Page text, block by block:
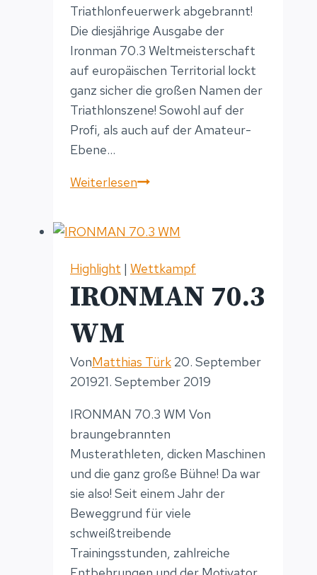
Triathlonfeuerwerk abgebrannt!
Die diesjährige Ausgabe der
Ironman 70.3 Weltmeisterschaft
auf europäischen Territorial lockt
ganz sicher die großen Namen der
Triathlonszene! Sowohl auf der
Profi, als auch auf der Amateur-
Ebene…
WeiterlesenNoch
bis
zur
Weltmeisterschaft
Highlight | Wettkampf
IRONMAN 70.3
WM
VonMatthias Türk 20. September
201921. September 2019
IRONMAN 70.3 WM Von
braungebrannten
Musterathleten, dicken Maschinen
und die ganz große Bühne! Da war
sie also! Seit einem Jahr der
Beweggrund für viele
schweißtreibende
Trainingsstunden, zahlreiche